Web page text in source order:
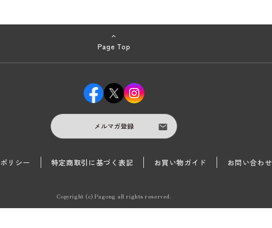
Page Top
メルマガ登録
リシー 特定商取引に基づく表記 お買い物ガイド お問い合わせ
Copyright (c) Pagong all rights reserved.